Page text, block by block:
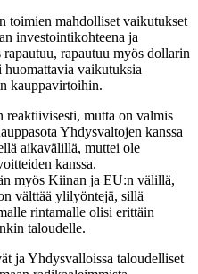
toimien mahdolliset vaikutukset
investointikohteena ja
rapautuu myös dollarin
huomattavia vaikutuksia
kauppavirtoihin.
mutta on valmis
Yhdysvaltojen kanssa
aikavälillä, muttei ole
kanssa.
myös Kiinan ja EU:n välillä,
välttää ylilyöntejä, sillä
rintamalle olisi erittäin
taloudelle.
ja Yhdysvalloissa taloudelliset